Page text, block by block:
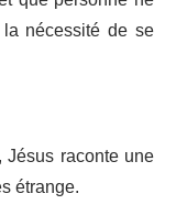
nécessité de se
raconte une
étrange.